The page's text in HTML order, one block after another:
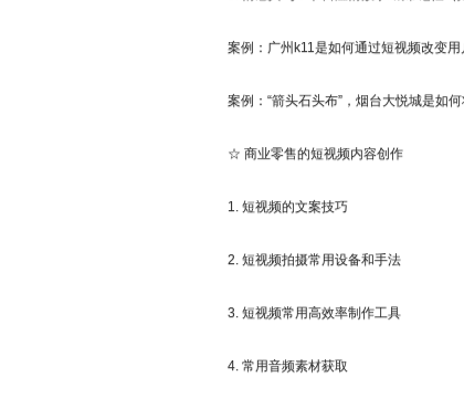
案例：广州k11是如何通过短视频改变用
案例：“箭头石头布”，烟台大悦城是如何
☆ 商业零售的短视频内容创作
1. 短视频的文案技巧
2. 短视频拍摄常用设备和手法
3. 短视频常用高效率制作工具
4. 常用音频素材获取